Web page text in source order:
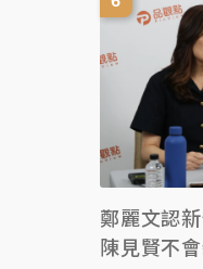
鄭麗文認
陳見賢不